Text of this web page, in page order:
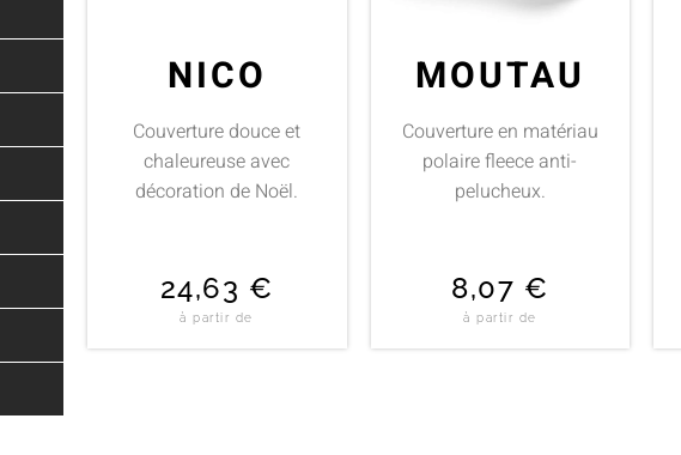
NICO
Couverture douce et
chaleureuse avec
décoration de Noël.
24,63 €
à partir de
MOUTAU
Couverture en matériau
polaire fleece anti-
pelucheux.
8,07 €
à partir de